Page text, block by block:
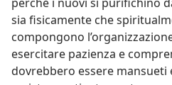
sia fisicamente che
compongono
esercitare pazienza e
dovrebbero essere mansueti